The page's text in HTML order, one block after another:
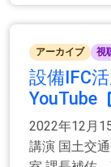
アーカイブ 視
設備IFC
YouTube
2022年12月
講演 国土交